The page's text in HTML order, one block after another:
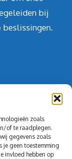
zoals
of te raadplegen.
gegevens zoals
je geen toestemming
invloed hebben op
bij
beslissingen.